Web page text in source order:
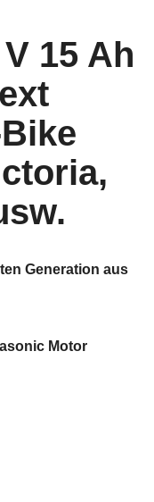
15 Ah
Generation aus
Motor